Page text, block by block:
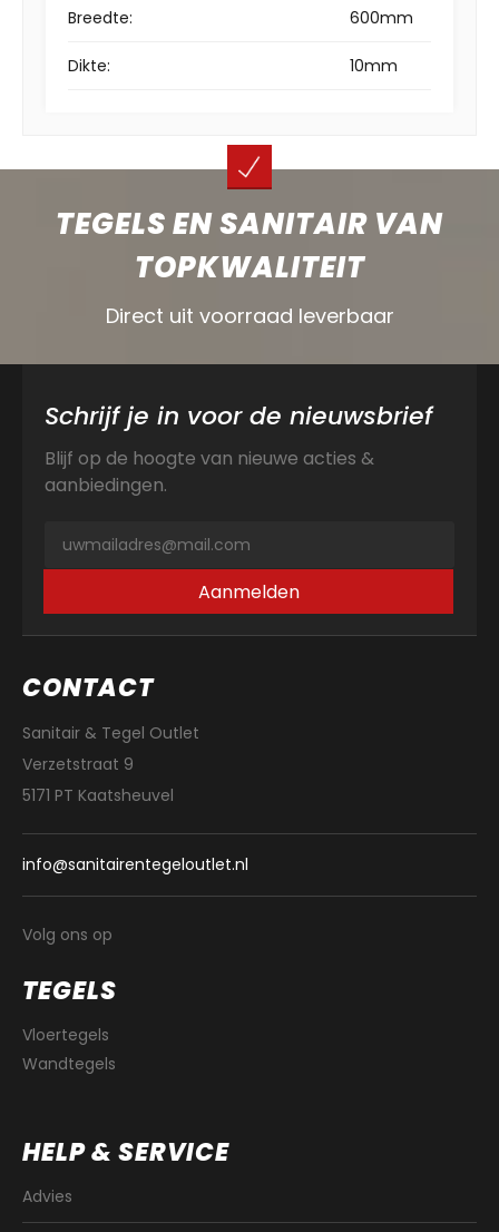
Breedte: 600mm
Dikte: 10mm
TEGELS EN SANITAIR VAN
TOPKWALITEIT
Direct uit voorraad leverbaar
Schrijf je in voor de nieuwsbrief
Blijf op de hoogte van nieuwe acties &
aanbiedingen.
Aanmelden
CONTACT
Sanitair & Tegel Outlet
Verzetstraat 9
5171 PT Kaatsheuvel
info@sanitairentegeloutlet.nl
Volg ons op
TEGELS
Vloertegels
Wandtegels
HELP & SERVICE
Advies